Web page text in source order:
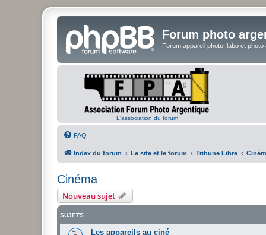
Forum photo
Forum appareil photo, labo et photo
L'association du forum
FAQ
Index du forum Le site et le forum Tribune Libre
Cinéma
Nouveau sujet
SUJETS
Les appareils au ciné